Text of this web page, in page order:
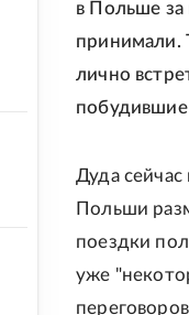
в Польше за
принимали.
лично
побудившие
Дуда
Польши
поездки
уже